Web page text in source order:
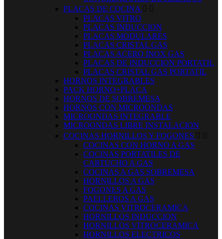
PLACAS DE COCINA  
PLACAS VITRO
PLACAS INDUCCION
PLACAS MODULARES
PLACAS CRISTAL GAS
PLACAS ACERO INOX GAS
PLACAS DE INDUCCION PORTATIL
PLACAS CRISTAL GAS PORTATIL
HORNOS INTEGRABLES
PACK HORNO+PLACA
HORNOS DE SOBREMESA
HORNOS CON MICROONDAS
MICROONDAS INTEGRABLE
MICROONDAS LIBRE INSTALACION
COCINAS HORNILLOS Y FOGONES  
COCINAS CON HORNO A GAS
COCINAS PORTATILES DE
CARTUCHO A GAS
COCINAS A GAS SOBREMESA
HORNILLOS A GAS
FOGONES A GAS
PAELLEROS A GAS
COCINAS VITROCERAMICA
HORNILLOS INDUCCION
HORNILLOS VITROCERAMICA
HORNILLOS ELECTRICOS